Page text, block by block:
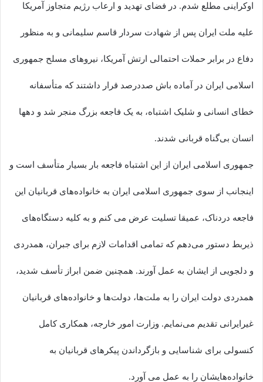
اوکراینی مطلع شدم. در فضای تهدید و ارعاب رژیم متجاوز آمریکا
علیه ملت ایران پس از شهادت سردار قاسم سلیمانی و به منظور
دفاع در برابر حملات احتمالی ارتش آمریکا، نیروهای مسلح جمهوری
اسلامی ایران در آماده باش صددرصد قرار داشتند که متأسفانه
خطای انسانی و شلیک اشتباه، به یک فاجعه بزرگ منجر شد و دهها
انسان بی‌گناه قربانی شدند.
جمهوری اسلامی ایران از این اشتباه فاجعه بار بسیار متأسف است و
اینجانب از سوی جمهوری اسلامی ایران به خانواده‌های قربانیان این
فاجعه دردناک، عمیقا تسلیت عرض می کنم و به کلیه دستگاه‌های
ذیربط دستور می‌دهم که تمامی اقدامات لازم برای جبران، همدردی
و دلجویی از ایشان به عمل آورند. همچنین ضمن ابراز تأسف شدید،
همدردی دولت ایران را به ملت‌ها، دولت‌ها و خانواده‌های قربانیان
غیرایرانی تقدیم می‌نمایم. وزارت امور خارجه، همکاری کامل
کنسولی برای شناسایی و بازگرداندن پیکرهای قربانیان به
خانواده‌هایشان را به عمل می آورد.